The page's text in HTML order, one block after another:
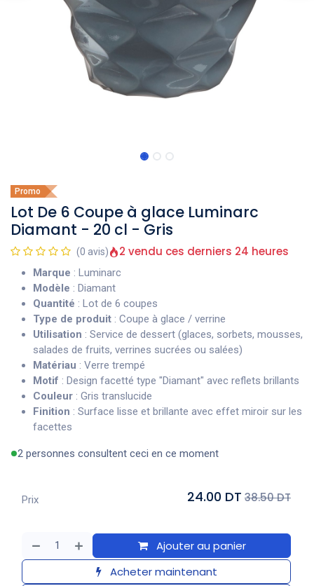
Promo
Lot De 6 Coupe à glace Luminarc
Diamant - 20 cl - Gris
(0 avis) 2 vendu ces derniers 24 heures
Marque : Luminarc
Modèle : Diamant
Quantité : Lot de 6 coupes
Type de produit : Coupe à glace / verrine
Utilisation : Service de dessert (glaces, sorbets, mousses,
salades de fruits, verrines sucrées ou salées)
Matériau : Verre trempé
Motif : Design facetté type "Diamant" avec reflets brillants
Couleur : Gris translucide
Finition : Surface lisse et brillante avec effet miroir sur les
facettes
2 personnes consultent ceci en ce moment
Ajouter au panier
Acheter maintenant
Prix 24.00 DT 38.50 DT